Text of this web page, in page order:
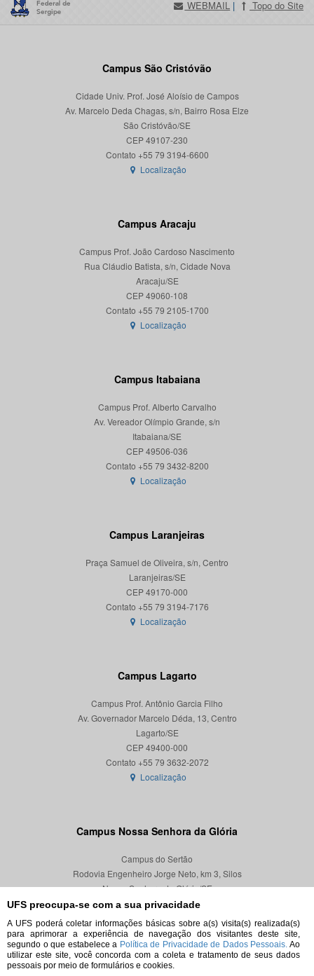
UFS preocupa-se com a sua privacidade
A UFS poderá coletar informações básicas sobre a(s) visita(s) realizada(s)
para aprimorar a experiência de navegação dos visitantes deste site,
segundo o que estabelece a Política de Privacidade de Dados Pessoais. Ao
utilizar este site, você concorda com a coleta e tratamento de seus dados
pessoais por meio de formulários e cookies.
WEBMAIL | Topo do Site
Campus São Cristóvão
Cidade Univ. Prof. José Aloísio de Campos
Av. Marcelo Deda Chagas, s/n, Bairro Rosa Elze
São Cristóvão/SE
CEP 49107-230
Localização
Campus Aracaju
Campus Prof. João Cardoso Nascimento
Rua Cláudio Batista, s/n, Cidade Nova
Aracaju/SE
CEP 49060-108
Localização
Campus Itabaiana
Campus Prof. Alberto Carvalho
Av. Vereador Olímpio Grande, s/n
Itabaiana/SE
CEP 49506-036
Localização
Campus Laranjeiras
Praça Samuel de Oliveira, s/n, Centro
Laranjeiras/SE
CEP 49170-000
Localização
Campus Lagarto
Campus Prof. Antônio Garcia Filho
Av. Governador Marcelo Déda, 13, Centro
Lagarto/SE
CEP 49400-000
Localização
Campus Nossa Senhora da Glória
Campus do Sertão
Rodovia Engenheiro Jorge Neto, km 3, Silos
Nossa Senhora da Glória/SE
CEP 49680-000
Localização